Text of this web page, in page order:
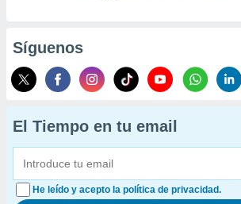
Síguenos
El Tiempo en tu email
He leído y acepto la política de privacidad.